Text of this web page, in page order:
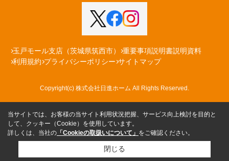
玉戸モール支店（茨城県筑西市）
重要事項説明書説明資料
利用規約 プライバシーポリシー サイトマップ
Copyright(c) 株式会社日進ホーム All Rights Reserved.
当サイトでは、お客様の当サイト利用状況把握、サービス向上検討を目的と
して、クッキー（Cookie）を使用しています。
詳しくは、当社の 「Cookieの取扱いについて」 をご確認ください。
閉じる